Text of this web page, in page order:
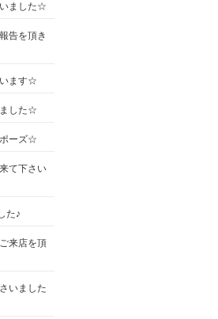
ました☆
告を頂き
ます☆
した☆
ーズ☆
て下さい
た♪
来店を頂
いました